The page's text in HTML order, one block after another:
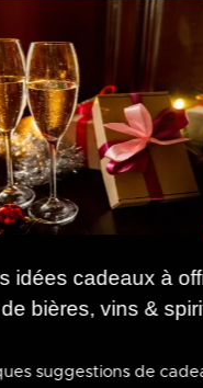
idées cadeaux à
bières, vins &
suggestions de